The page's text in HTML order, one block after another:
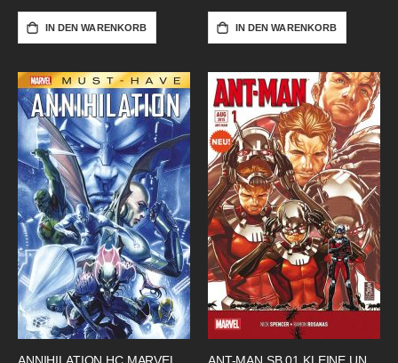
IN DEN WARENKORB IN DEN WARENKORB